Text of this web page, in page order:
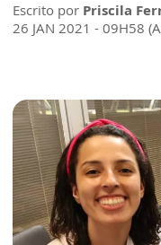
Escrito por Priscila
26 JAN 2021 - 09H58